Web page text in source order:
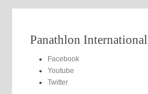
Panathlon International
Facebook
Youtube
Twitter